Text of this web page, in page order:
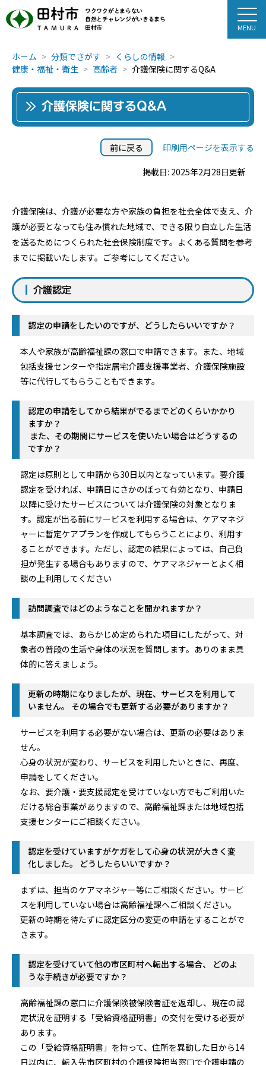
田村市
TAMURA
ワクワクがとまらない
自然とチャレンジがいきるまち
田村市
ホーム 分類でさがす
くらしの情報
健康・福祉・衛生
高齢者 介護保険に関するQ&A
介護保険に関するQ&A
前に戻る 印刷用ページを表示する
掲載日: 2025年2月28日更新
介護保険は、介護が必要な方や家族の負担を社会全体で支え、介
護が必要となっても住み慣れた地域で、できる限り自立した生活
を送るためにつくられた社会保険制度です。よくある質問を参考
までに掲載いたします。ご参考にしてください。
介護認定
認定の申請をしたいのですが、どうしたらいいですか？
本人や家族が高齢福祉課の窓口で申請できます。また、地域
包括支援センターや指定居宅介護支援事業者、介護保険施設
等に代行してもらうこともできます。
認定の申請をしてから結果がでるまでどのくらいかかり
ますか？
また、その期間にサービスを使いたい場合はどうするの
ですか？
認定は原則として申請から30日以内となっています。要介護
認定を受ければ、申請日にさかのぼって有効となり、申請日
以降に受けたサービスについては介護保険の対象となりま
す。認定が出る前にサービスを利用する場合は、ケアマネジ
ャーに暫定ケアプランを作成してもらうことにより、利用す
ることができます。ただし、認定の結果によっては、自己負
担が発生する場合もありますので、ケアマネジャーとよく相
談の上利用してください
訪問調査ではどのようなことを聞かれますか？
基本調査では、あらかじめ定められた項目にしたがって、対
象者の普段の生活や身体の状況を質問します。ありのまま具
体的に答えましょう。
更新の時期になりましたが、現在、サービスを利用して
いません。 その場合でも更新する必要がありますか？
サービスを利用する必要がない場合は、更新の必要はありま
せん。
心身の状況が変わり、サービスを利用したいときに、再度、
申請をしてください。
なお、要介護・要支援認定を受けていない方でもご利用いた
だける総合事業がありますので、高齢福祉課または地域包括
支援センターにご相談ください。
認定を受けていますがケガをして心身の状況が大きく変
化しました。 どうしたらいいですか？
まずは、担当のケアマネジャー等にご相談ください。サービ
スを利用していない場合は高齢福祉課へご相談ください。
更新の時期を待たずに認定区分の変更の申請をすることがで
きます。
認定を受けていて他の市区町村へ転出する場合、 どのよ
うな手続きが必要ですか？
高齢福祉課の窓口に介護保険被保険者証を返却し、現在の認
定状況を証明する「受給資格証明書」の交付を受ける必要が
あります。
この「受給資格証明書」を持って、住所を異動した日から14
日以内に、転入先市区町村の介護保険担当窓口で介護申請の